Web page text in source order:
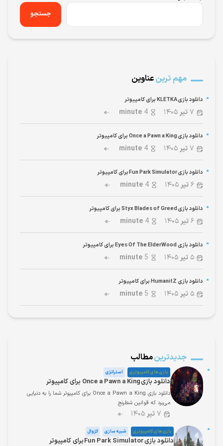
جستجو
مهم ترینعناوین
دانلود بازی KLETKA برای کامپیوتر
۷تیر ۱۴۰۵ 4
minute
دانلود بازی Once a Pawn a King برای کامپیوتر
۷تیر ۱۴۰۵ 4
minute
دانلود بازی Fun Park Simulator برای کامپیوتر
۶تیر ۱۴۰۵ 4
minute
دانلود بازی Styx Blades of Greed برای کامپیوتر
۶تیر ۱۴۰۵ 4
minute
دانلود بازی Eyes Of The ElderWood برای کامپیوتر
۵ تیر ۱۴۰۵ 5
minute
دانلود بازی HumanitZ برای کامپیوتر
۵ تیر ۱۴۰۵ 5
minute
جدیدترینمطالب
بازی های کامپیوتری استراتژی
دانلود بازی Once a Pawn a King برای کامپیوتر
دانلود بازی Once a Pawn a King برای کامپیوتر شما را به دنیایی
می‌برد که قوانین شطرنج
۷ تیر ۱۴۰۵
بازی های کامپیوتری شبیه سازی کژوال
دانلود بازی Fun Park Simulator برای کامپیوتر